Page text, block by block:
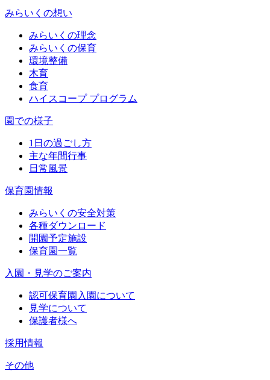
みらいくの想い
みらいくの理念
みらいくの保育
環境整備
木育
食育
ハイスコープ プログラム
園での様子
1日の過ごし方
主な年間行事
日常風景
保育園情報
みらいくの安全対策
各種ダウンロード
開園予定施設
保育園一覧
入園・見学のご案内
認可保育園入園について
見学について
保護者様へ
採用情報
その他